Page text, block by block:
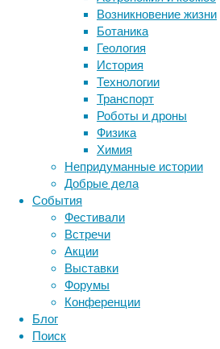
Возникновение жизни
Ботаника
Геология
История
Технологии
Транспорт
Роботы и дроны
Физика
Химия
Непридуманные истории
Добрые дела
События
Фестивали
Встречи
Акции
Выставки
Форумы
Конференции
Блог
Поиск
журнале
JAMA
Psychiatry.
Клиническая
депрессия,
или
большое
генетика дети
здоровье
инструменты и методы
исследования
лекарства медицина
мозг наука
нейробиология
нейрофизиология
поведение
сон социальные проблемы
физиология
эмоции эпидемия